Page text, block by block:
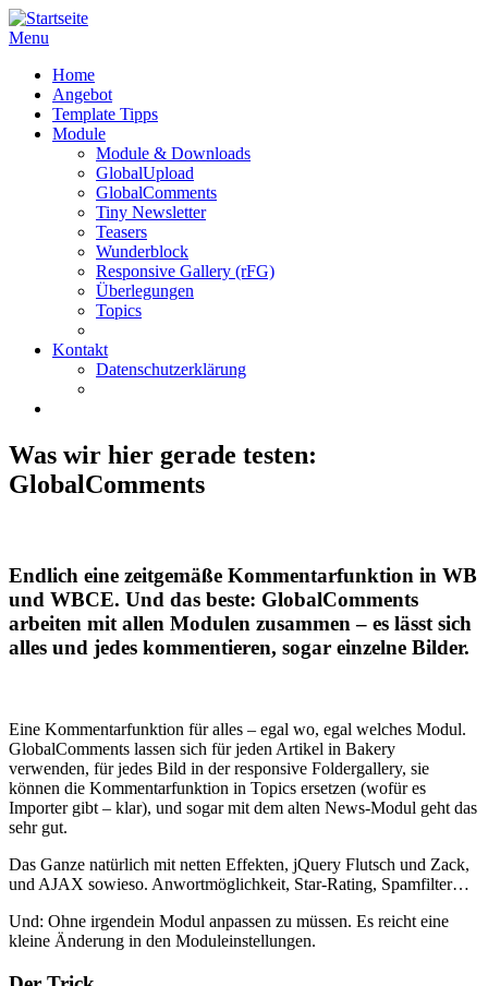
Menu
Home
Angebot
Template Tipps
Module
Module & Downloads
GlobalUpload
GlobalComments
Tiny Newsletter
Teasers
Wunderblock
Responsive Gallery (rFG)
Überlegungen
Topics
Kontakt
Datenschutzerklärung
Was wir hier gerade testen:
GlobalComments
Endlich eine zeitgemäße Kommentarfunktion in WB
und WBCE. Und das beste: GlobalComments
arbeiten mit allen Modulen zusammen – es lässt sich
alles und jedes kommentieren, sogar einzelne Bilder.
Eine Kommentarfunktion für alles – egal wo, egal welches Modul.
GlobalComments lassen sich für jeden Artikel in Bakery
verwenden, für jedes Bild in der responsive Foldergallery, sie
können die Kommentarfunktion in Topics ersetzen (wofür es
Importer gibt – klar), und sogar mit dem alten News-Modul geht das
sehr gut.
Das Ganze natürlich mit netten Effekten, jQuery Flutsch und Zack,
und AJAX sowieso. Anwortmöglichkeit, Star-Rating, Spamfilter…
Und: Ohne irgendein Modul anpassen zu müssen. Es reicht eine
kleine Änderung in den Moduleinstellungen.